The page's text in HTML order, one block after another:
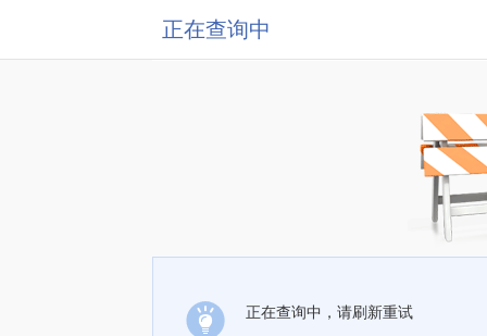
正在查询中
正在查询中，请刷新重试